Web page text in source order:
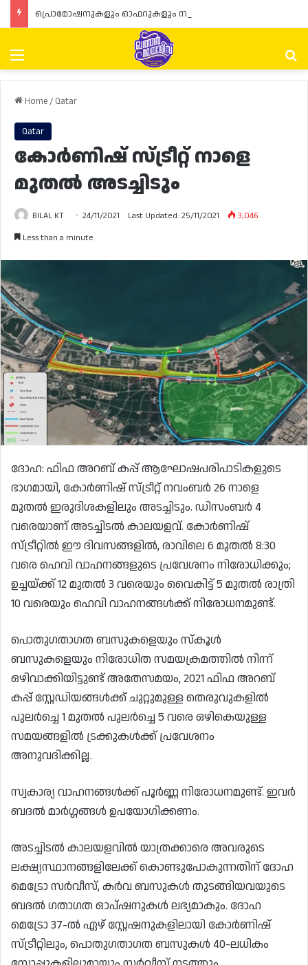
Menu
Home/ Qatar
Qatar
കോർണിഷ് സ്ട്രീറ്റ് നാളെ
മുതൽ അടച്ചിടും
BILAL KT 24/11/2021 Last Updated: 25/11/2021
3,046
Less than a minute
ദോഹ: ഫിഫ അറബ് കപ്പ് ആഘോഷപരിപാടികളുടെ
ഭാഗമായി, കോർണിഷ് സ്ട്രീറ്റ് നവംബർ 26 നാളെ
മുതൽ ഇരുദിശകളിലും അടച്ചിടും. ഡിസംബർ 4
വരെയാണ് അടച്ചിടൽ കാലയളവ്. കോർണിഷ്
സ്ട്രീറ്റിൽ ഈ ദിവസങ്ങളിൽ, രാവിലെ 6 മുതൽ 8:30
വരെ ഹെവി വാഹനങ്ങളുടെ പ്രവേശനം നിരോധിക്കും;
ഉച്ചയ്ക്ക് 12 മുതൽ 3 വരെയും വൈകിട്ട് 5 മുതൽ രാത്രി
10 വരെയും ഹെവി വാഹനങ്ങൾക്ക് നിരോധനമുണ്ട്.
പൊതുഗതാഗത ബസുകളെയും സ്കൂൾ
ബസുകളെയും നിരോധിത സമയക്രമത്തിൽ നിന്ന്
ഒഴിവാക്കിയിട്ടുണ്ട് അതേസമയം, 2021 ഫിഫ അറബ്
കപ്പ് സ്റ്റേഡിയങ്ങൾക്ക് ചുറ്റുമുള്ള തെരുവുകളിൽ
പുലർച്ചെ 1 മുതൽ പുലർച്ചെ 5 വരെ ഒഴികെയുള്ള
സമയങ്ങളിൽ ട്രക്കുകൾക്ക് പ്രവേശനം
അനുവദിക്കില്ല.
സ്വകാര്യ വാഹനങ്ങൾക്ക് പൂർണ്ണ നിരോധനമുണ്ട്. ഇവർ
ബദൽ മാർഗ്ഗങ്ങൾ ഉപയോഗിക്കണം.
അടച്ചിടൽ കാലയളവിൽ യാത്രക്കാരെ അവരുടെ
ലക്ഷ്യസ്ഥാനങ്ങളിലേക്ക് കൊണ്ടുപോകുന്നതിന് ദോഹ
മെട്രോ സർവീസ്, കർവ ബസുകൾ തുടങ്ങിയവയുടെ
ബദൽ ഗതാഗത ഓപ്ഷനുകൾ ലഭ്യമാകും. ദോഹ
മെട്രോ 37-ൽ ഏഴ് സ്റ്റേഷനുകളിലായി കോർണിഷ്
സ്ട്രീറ്റിലും, പൊതുഗതാഗത ബസുകൾ 40-ലധികം